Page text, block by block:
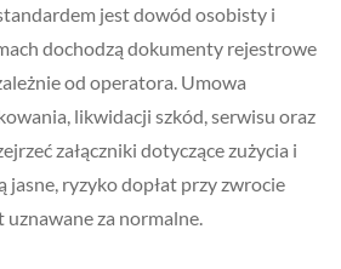
jest dowód osobisty i
dochodzą dokumenty rejestrowe
od operatora. Umowa
likwidacji szkód, serwisu oraz
załączniki dotyczące zużycia i
jasne, ryzyko dopłat przy zwrocie
uznawane za normalne.